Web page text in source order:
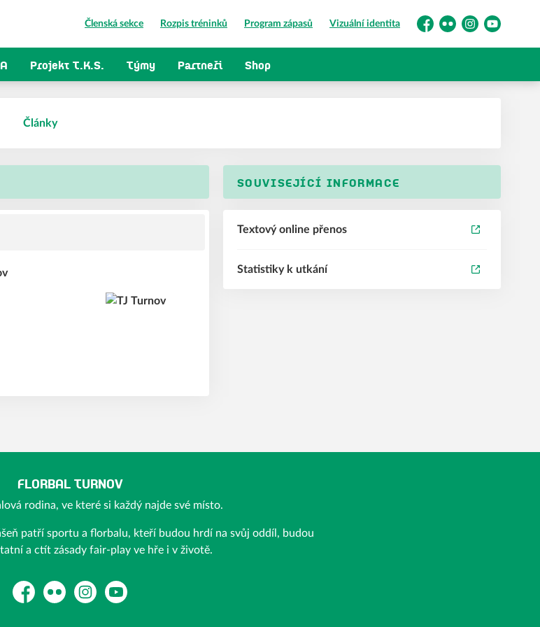
Členská sekce Rozpis tréninků Program zápasů Vizuální identita
Facebook
FlickrInstagramYouTube
Projekt T.K.S. Týmy Partneři Shop
Články
SOUVISEJÍCÍ INFORMACE
Textový online přenos
Statistiky k utkání
FLORBAL TURNOV
rodina, ve které si každý najde své místo.
patří sportu a florbalu, kteří budou hrdí na svůj oddíl, budou
a ctít zásady fair-play ve hře i v životě.
FacebookFlickr InstagramYouTube